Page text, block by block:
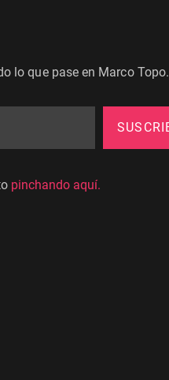
lo que pase en Marco Topo.
pinchando aquí.